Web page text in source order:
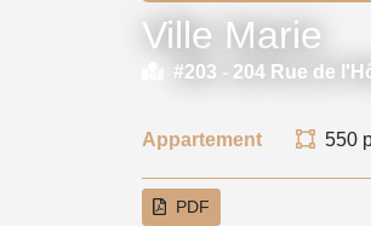
Ville Marie
#203 - 204 Rue de
Appartement 550
PDF